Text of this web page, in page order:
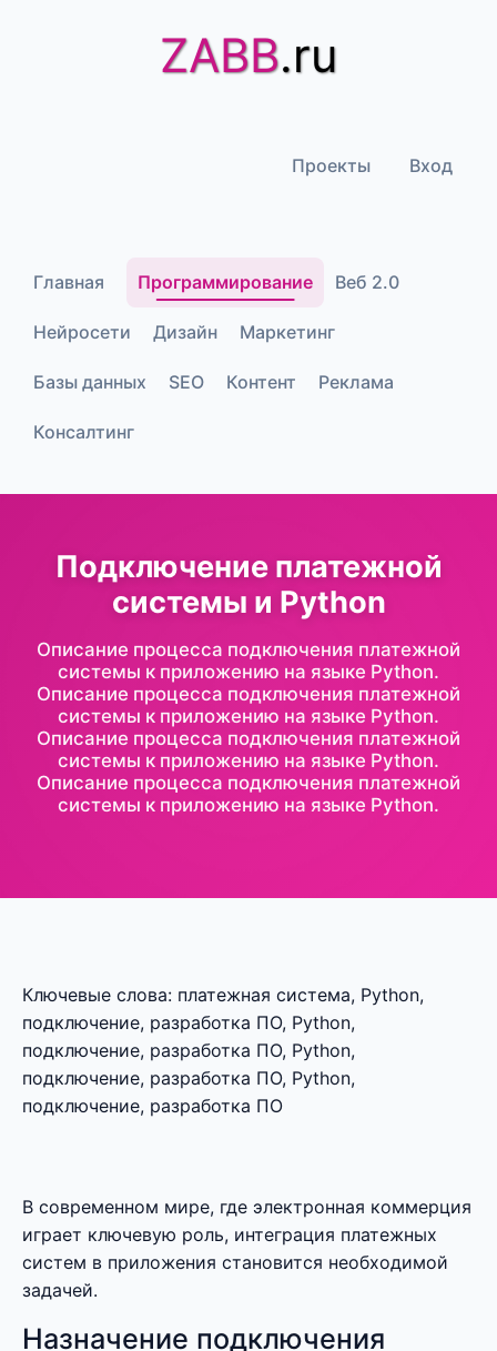
ZABB.ru
Проекты Вход
Главная Программирование Веб 2.0
Нейросети Дизайн Маркетинг
Базы данных SEO Контент Реклама
Консалтинг
Подключение платежной
системы и Python
Описание процесса подключения платежной
системы к приложению на языке Python.
Описание процесса подключения платежной
системы к приложению на языке Python.
Описание процесса подключения платежной
системы к приложению на языке Python.
Описание процесса подключения платежной
системы к приложению на языке Python.
Ключевые слова: платежная система, Python,
подключение, разработка ПО, Python,
подключение, разработка ПО, Python,
подключение, разработка ПО, Python,
подключение, разработка ПО
В современном мире, где электронная коммерция
играет ключевую роль, интеграция платежных
систем в приложения становится необходимой
задачей.
Назначение подключения